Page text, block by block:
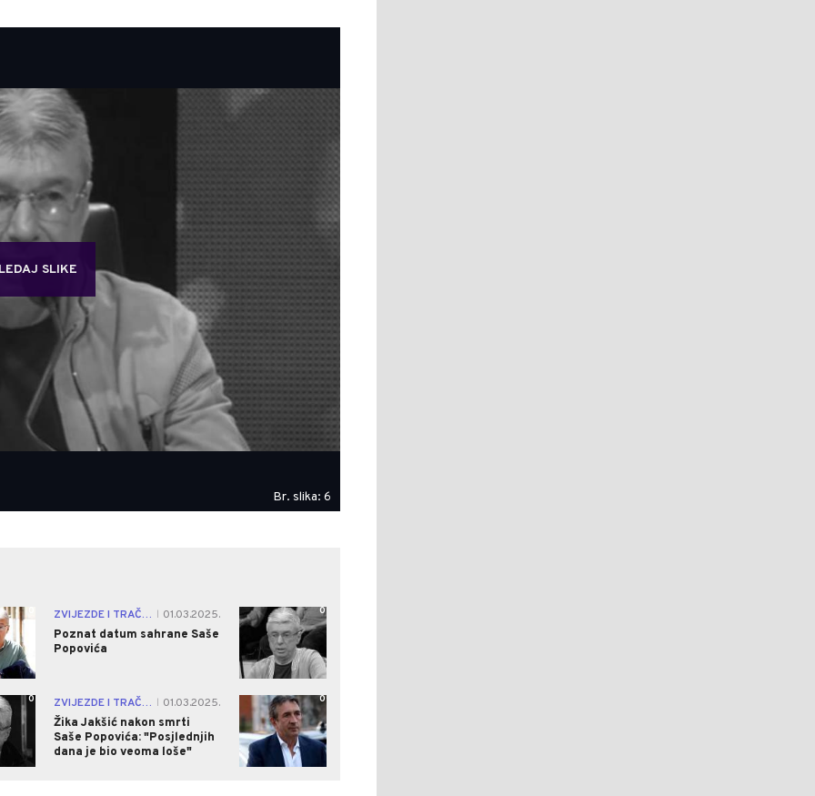
SLIKE
Br. slika: 6
ZVIJEZDE I TRAČEVI
01.03.2025.
Poznat datum sahrane Saše
Popovića
0
0 ZVIJEZDE I TRAČEVI
01.03.2025.
Žika Jakšić nakon smrti
Saše Popovića: "Posjlednjih
dana je bio veoma loše"
0